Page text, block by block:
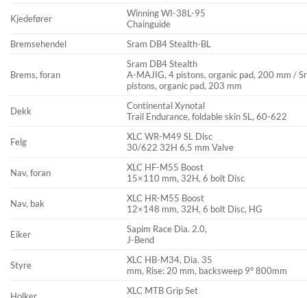
Kjedefører
Winning WI-38L-95
Chainguide
Bremsehendel
Sram DB4 Stealth-BL
Brems, foran
Sram DB4 Stealth
A-MAJIG, 4 pistons, organic pad, 200 mm /
pistons, organic pad, 203 mm
Dekk
Continental Xynotal
Trail Endurance, foldable skin SL, 60-622
Felg
XLC WR-M49 SL Disc
30/622 32H 6,5 mm Valve
Nav, foran
XLC HF-M55 Boost
15×110 mm, 32H, 6 bolt Disc
Nav, bak
XLC HR-M55 Boost
12×148 mm, 32H, 6 bolt Disc, HG
Eiker
Sapim Race Dia. 2.0,
J-Bend
Styre
XLC HB-M34, Dia. 35
mm, Rise: 20 mm, backsweep 9° 800mm
XLC MTB Grip Set